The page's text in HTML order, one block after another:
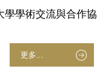
學學術交流與合作協
更多...